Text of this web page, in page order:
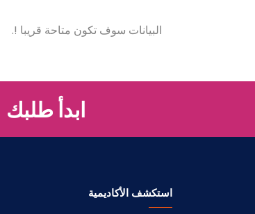
البيانات سوف تكون متاحة قريبا !.
ابدأ طلبك
استكشف الأكاديمية